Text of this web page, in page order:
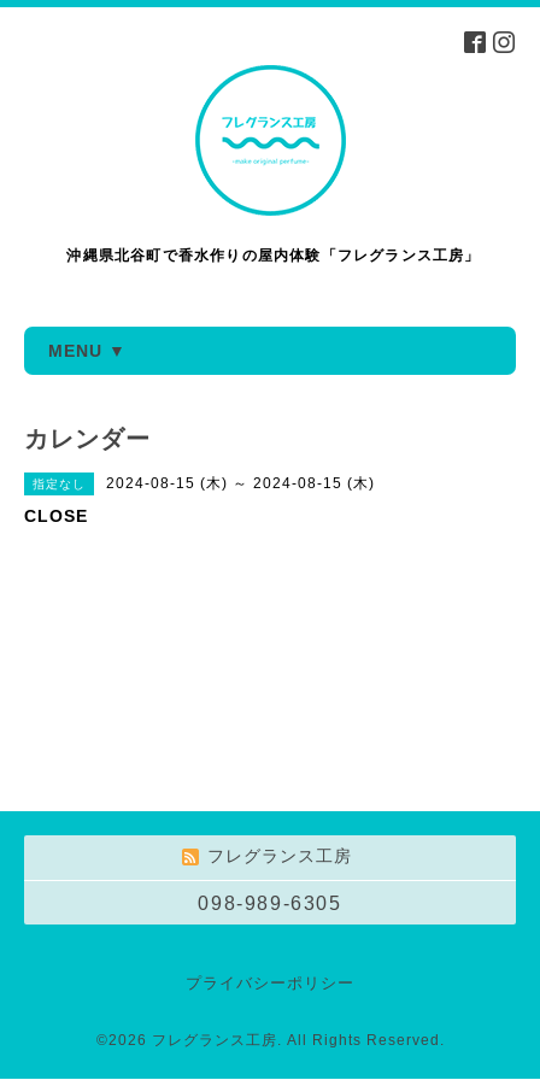
沖縄県北谷町で香水作りの屋内体験「フレグランス工房」
MENU ▼
カレンダー
指定なし 2024-08-15 (木) ～ 2024-08-15 (木)
CLOSE
フレグランス工房
098-989-6305
プライバシーポリシー
©2026 フレグランス工房. All Rights Reserved.